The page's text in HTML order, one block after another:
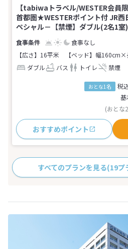
【tabiwaトラベル/WESTER会
首都圏★WESTERポイント付 JR西
ペシャル－【禁煙】ダブル(2名1室)
食事なし
【広さ】16平米
【ベッド】幅160cm×
ダブル
バス トイレ 禁煙
おとな1名 税
基
(おとな
おすすめポイント
すべてのプランを見る(19プ